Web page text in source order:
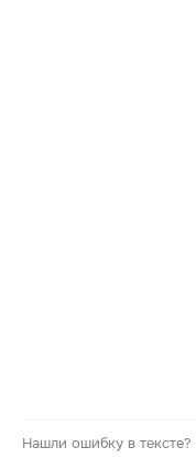
Нашли ошибку в тексте?